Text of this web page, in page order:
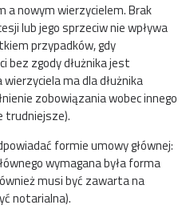
nowym wierzycielem. Brak
lub jego sprzeciw nie wpływa
przypadków, gdy
bez zgody dłużnika jest
ma dla dłużnika
zobowiązania wobec innego
trudniejsze).
formie umowy głównej:
wymagana była forma
musi być zawarta na
notarialna).